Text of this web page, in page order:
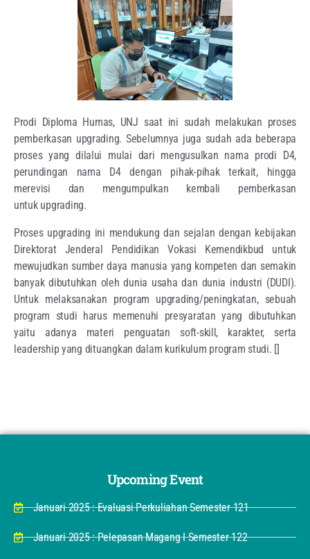
Prodi Diploma Humas, UNJ saat ini sudah melakukan proses
pemberkasan upgrading. Sebelumnya juga sudah ada beberapa
proses yang dilalui mulai dari mengusulkan nama prodi D4,
perundingan nama D4 dengan pihak-pihak terkait, hingga
merevisi dan mengumpulkan kembali pemberkasan
untuk upgrading.
Proses upgrading ini mendukung dan sejalan dengan kebijakan
Direktorat Jenderal Pendidikan Vokasi Kemendikbud untuk
mewujudkan sumber daya manusia yang kompeten dan semakin
banyak dibutuhkan oleh dunia usaha dan dunia industri (DUDI).
Untuk melaksanakan program upgrading/peningkatan, sebuah
program studi harus memenuhi presyaratan yang dibutuhkan
yaitu adanya materi penguatan soft-skill, karakter, serta
leadership yang dituangkan dalam kurikulum program studi. []
Upcoming Event
Januari 2025 : Evaluasi Perkuliahan Semester 121
Januari 2025 : Pelepasan Magang I Semester 122